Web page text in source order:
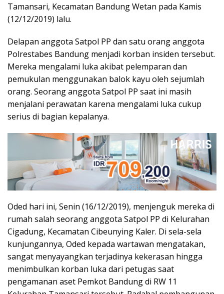
Tamansari, Kecamatan Bandung Wetan pada Kamis
(12/12/2019) lalu.
Delapan anggota Satpol PP dan satu orang anggota
Polrestabes Bandung menjadi korban insiden tersebut.
Mereka mengalami luka akibat pelemparan dan
pemukulan menggunakan balok kayu oleh sejumlah
orang. Seorang anggota Satpol PP saat ini masih
menjalani perawatan karena mengalami luka cukup
serius di bagian kepalanya.
Oded hari ini, Senin (16/12/2019), menjenguk mereka di
rumah salah seorang anggota Satpol PP di Kelurahan
Cigadung, Kecamatan Cibeunying Kaler. Di sela-sela
kunjungannya, Oded kepada wartawan mengatakan,
sangat menyayangkan terjadinya kekerasan hingga
menimbulkan korban luka dari petugas saat
pengamanan aset Pemkot Bandung di RW 11